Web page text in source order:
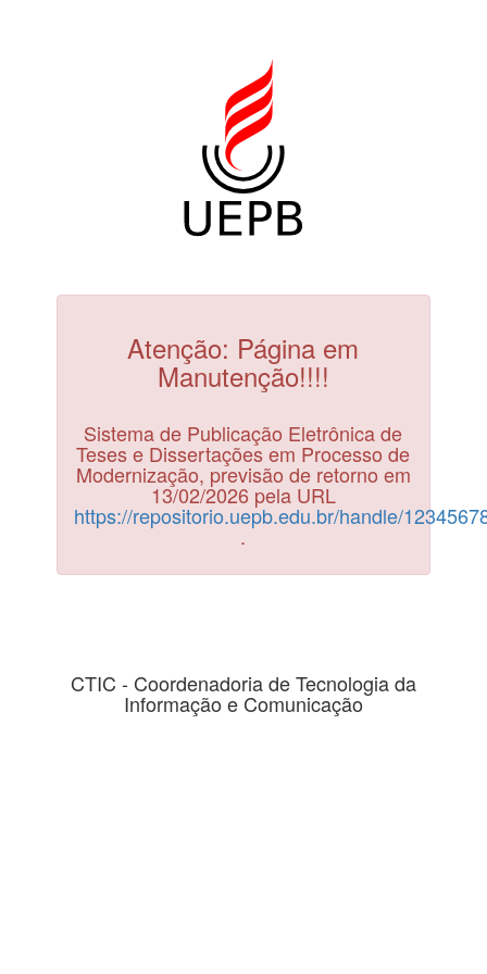
Atenção: Página em
Manutenção!!!!
Sistema de Publicação Eletrônica de
Teses e Dissertações em Processo de
Modernização, previsão de retorno em
13/02/2026 pela URL
https://repositorio.uepb.edu.br/handle/
.
CTIC - Coordenadoria de Tecnologia da
Informação e Comunicação